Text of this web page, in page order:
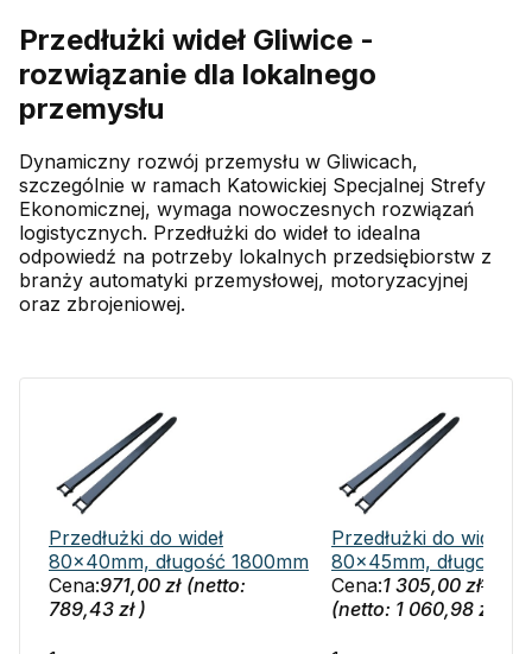
Przedłużki wideł Gliwice -
rozwiązanie dla lokalnego
przemysłu
Dynamiczny rozwój przemysłu w Gliwicach,
szczególnie w ramach Katowickiej Specjalnej Strefy
Ekonomicznej, wymaga nowoczesnych rozwiązań
logistycznych. Przedłużki do wideł to idealna
odpowiedź na potrzeby lokalnych przedsiębiorstw z
branży automatyki przemysłowej, motoryzacyjnej
oraz zbrojeniowej.
Przedłużki do wideł
80x40mm, długość 1800mm
Cena:971,00 zł (netto:
789,43 zł)
Przedłużki do wideł
80x45mm, długość
Cena:1 305,00 zł1
(netto: 1 060,98 zł